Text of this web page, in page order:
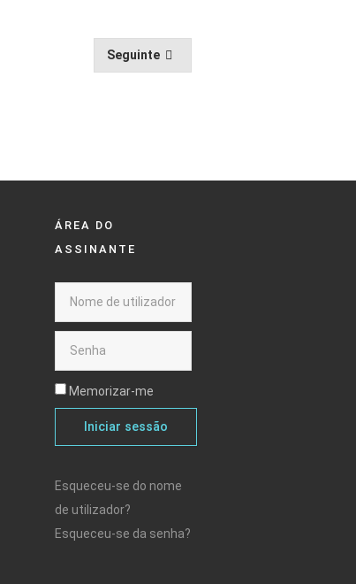
Seguinte
ÁREA DO
ASSINANTE
Memorizar-me
Iniciar sessão
Esqueceu-se do nome
de utilizador?
Esqueceu-se da senha?